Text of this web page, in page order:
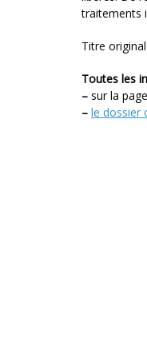
traitements
Titre
Toutes les
– sur la
– le dossier